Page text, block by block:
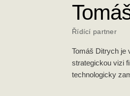
Řídící partner
Tomáš Ditrych je
strategickou vizi
technologicky